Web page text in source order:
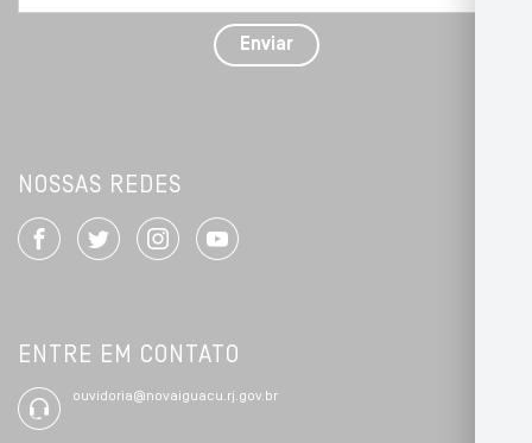
com
Enviar
NOSSAS REDES
ENTRE EM CONTATO
ouvidoria@novaiguacu.rj.gov.br